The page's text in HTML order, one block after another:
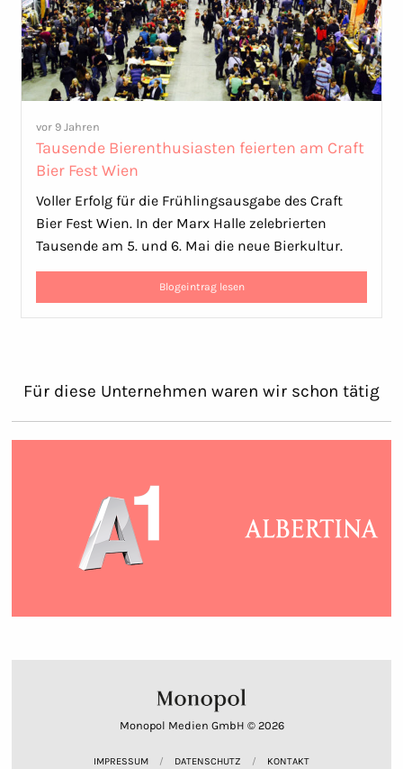
vor 9 Jahren
Tausende Bierenthusiasten feierten am Craft
Bier Fest Wien
Voller Erfolg für die Frühlingsausgabe des Craft
Bier Fest Wien. In der Marx Halle zelebrierten
Tausende am 5. und 6. Mai die neue Bierkultur.
Blogeintrag lesen
Für diese Unternehmen waren wir schon tätig
Monopol Medien GmbH © 2026
IMPRESSUM DATENSCHUTZ KONTAKT